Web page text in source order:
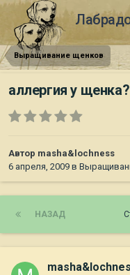
Выращивание щенков
аллергия у
Автор masha&lochness
6 апреля, 2009 в
НАЗАД